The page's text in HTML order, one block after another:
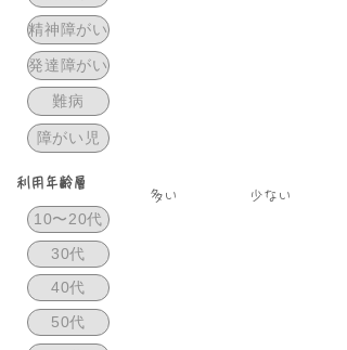
精神障がい
発達障がい
難病
障がい児
利用年齢層
​多い
10〜20代
30代
40代
50代
少ない